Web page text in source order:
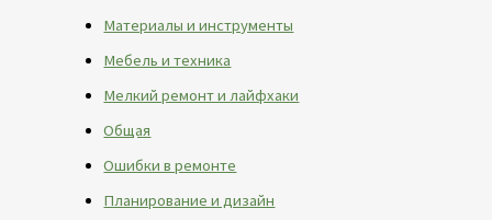
Материалы и инструменты
Мебель и техника
Мелкий ремонт и лайфхаки
Общая
Ошибки в ремонте
Планирование и дизайн